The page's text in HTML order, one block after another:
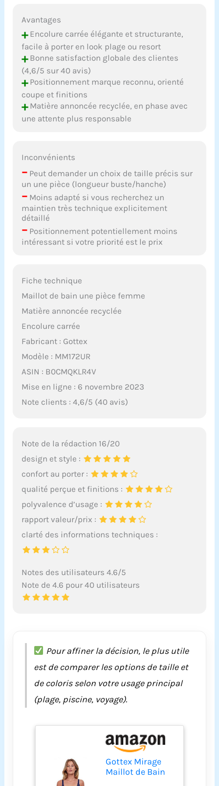
Avantages
+Encolure carrée élégante et structurante,
facile à porter en look plage ou resort
+Bonne satisfaction globale des clientes
(4,6/5 sur 40 avis)
+Positionnement marque reconnu, orienté
coupe et finitions
+Matière annoncée recyclée, en phase avec
une attente plus responsable
Inconvénients
– Peut demander un choix de taille précis sur
un une pièce (longueur buste/hanche)
– Moins adapté si vous recherchez un
maintien très technique explicitement
détaillé
– Positionnement potentiellement moins
intéressant si votre priorité est le prix
Fiche technique
Maillot de bain une pièce femme
Matière annoncée recyclée
Encolure carrée
Fabricant : Gottex
Modèle : MM172UR
ASIN : B0CMQKLR4V
Mise en ligne : 6 novembre 2023
Note clients : 4,6/5 (40 avis)
Note de la rédaction 16/20
design et style :
confort au porter :
qualité perçue et finitions :
polyvalence d’usage :
rapport valeur/prix :
clarté des informations techniques :
Notes des utilisateurs 4.6/5
Note de 4.6 pour 40 utilisateurs
Pour affiner la décision, le plus utile
est de comparer les options de taille et
de coloris selon votre usage principal
(plage, piscine, voyage).
Gottex Mirage
Maillot de Bain